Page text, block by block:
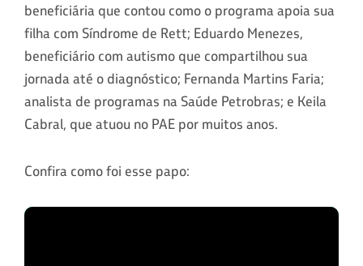
beneficiária que contou como o programa apoia sua
filha com Síndrome de Rett; Eduardo Menezes,
beneficiário com autismo que compartilhou sua
jornada até o diagnóstico; Fernanda Martins Faria;
analista de programas na Saúde Petrobras; e Keila
Cabral, que atuou no PAE por muitos anos.
Confira como foi esse papo: